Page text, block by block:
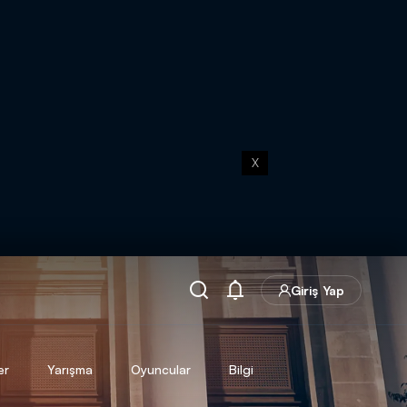
X
Giriş Yap
Yarışma Oyuncular Bilgi